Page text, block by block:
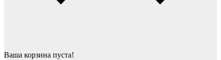
Ваша корзина пуста!